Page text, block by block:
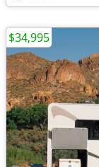
$34,995